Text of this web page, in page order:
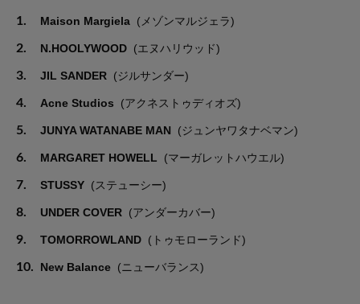
1. Maison Margiela (メゾンマルジェラ)
2. N.HOOLYWOOD (エヌハリウッド)
3. JIL SANDER (ジルサンダー)
4. Acne Studios (アクネストゥディオズ)
5. JUNYA WATANABE MAN (ジュンヤワタナベマン)
6. MARGARET HOWELL (マーガレットハウエル)
7. STUSSY (ステューシー)
8. UNDER COVER (アンダーカバー)
9. TOMORROWLAND (トゥモローランド)
10. New Balance (ニューバランス)